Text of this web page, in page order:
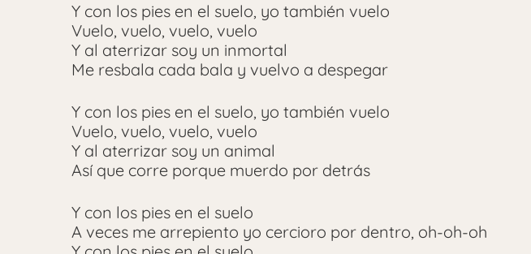
Y con los pies en el suelo, yo también vuelo
Vuelo, vuelo, vuelo, vuelo
Y al aterrizar soy un inmortal
Me resbala cada bala y vuelvo a despegar
Y con los pies en el suelo, yo también vuelo
Vuelo, vuelo, vuelo, vuelo
Y al aterrizar soy un animal
Así que corre porque muerdo por detrás
Y con los pies en el suelo
A veces me arrepiento yo cercioro por dentro, oh-oh-oh